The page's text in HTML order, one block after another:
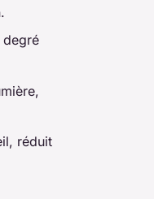
degré
réduit